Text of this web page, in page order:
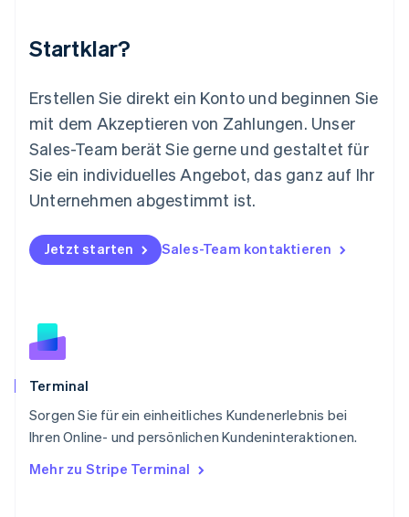
Startklar?
Erstellen Sie direkt ein Konto und beginnen Sie
mit dem Akzeptieren von Zahlungen. Unser
Sales-Team berät Sie gerne und gestaltet für
Sie ein individuelles Angebot, das ganz auf Ihr
Unternehmen abgestimmt ist.
Jetzt starten Sales-Team kontaktieren
Terminal
Sorgen Sie für ein einheitliches Kundenerlebnis bei
Ihren Online- und persönlichen Kundeninteraktionen.
Mehr zu Stripe Terminal
Mexiko
English
Niederlande
Nederlands English
Norwegen
English
Österreich
Polen
English
Portugal
English
Schweden
Svenska
Schweiz
Singapur
English简体中文
English